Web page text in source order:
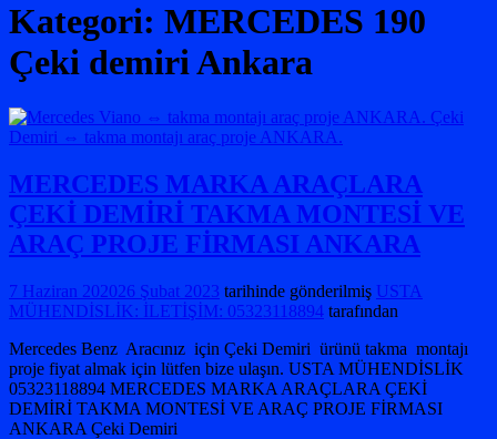
Kategori: MERCEDES 190
Çeki demiri Ankara
MERCEDES MARKA ARAÇLARA
ÇEKİ DEMİRİ TAKMA MONTESİ VE
ARAÇ PROJE FİRMASI ANKARA
7 Haziran 202026 Şubat 2023 tarihinde gönderilmiş USTA
MÜHENDİSLİK: İLETİŞİM: 05323118894 tarafından
Mercedes Benz Aracınız için Çeki Demiri ürünü takma montajı
proje fiyat almak için lütfen bize ulaşın. USTA MÜHENDİSLİK
05323118894 MERCEDES MARKA ARAÇLARA ÇEKİ
DEMİRİ TAKMA MONTESİ VE ARAÇ PROJE FİRMASI
ANKARA Çeki Demiri